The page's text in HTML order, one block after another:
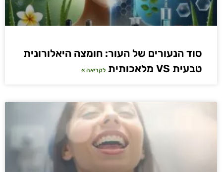
סוד הנעורים של העור: חומצה היאלורונית
טבעית VS מלאכותית
לקריאה »